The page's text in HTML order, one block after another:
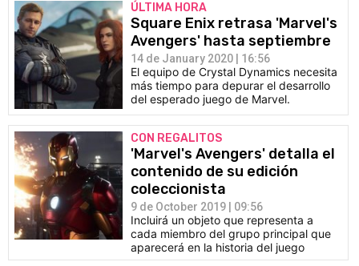
ÚLTIMA HORA
Square Enix retrasa 'Marvel's
Avengers' hasta septiembre
14 de January 2020 | 16:56
El equipo de Crystal Dynamics necesita
más tiempo para depurar el desarrollo
del esperado juego de Marvel.
CON REGALITOS
'Marvel's Avengers' detalla el
contenido de su edición
coleccionista
9 de October 2019 | 09:56
Incluirá un objeto que representa a
cada miembro del grupo principal que
aparecerá en la historia del juego